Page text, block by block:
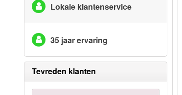
Lokale klantenservice
35 jaar ervaring
Tevreden klanten